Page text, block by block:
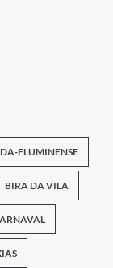
FLUMINENSE
BIRA DA VILA